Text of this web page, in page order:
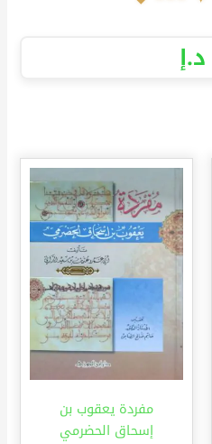
د.إ
مفردة يعقوب بن
إسحاق الحضرمي